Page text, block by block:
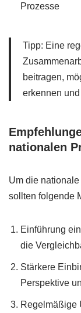
Prozesse
Tipp: Eine
beitragen,
erkennen
nationalen
Um die
sollten folgende
Einführung
die
Stärkere
Perspektive
Regelmäßige